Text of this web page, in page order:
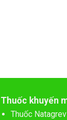
Thuốc khuyến
Thuốc